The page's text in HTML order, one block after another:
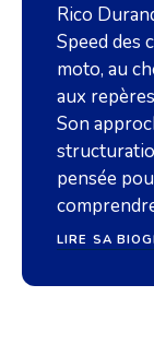
Rico
Speed des
moto, au
aux
Son
pensée
LIRE SA